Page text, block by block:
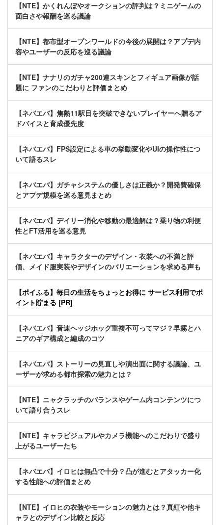
【NTE】かくれんぼやオークションの評判は？ミニゲームの
面白さや報酬を巡る議論
【NTE】都市型オープンワールドの今後の展開は？アプデ内
容やユーザーの反応を巡る議論
【NTE】ナナリのガチャ200連スキンとフィギュア画像が話
題に ファンのこだわりと評価まとめ
【ネバエバ】焦熱11駅目を突破できないプレイヤーへ贈るア
ドバイスと育成優先度
【ネバエバ】FPS設定による車の挙動変化やUIの操作性につ
いて語るスレ
【ネバエバ】ガチャシステムの優しさは正義か？開発費確保
とアプデ規模を巡る意見まとめ
【ネバエバ】デイリー消化や移動の最適解は？乗り物の利便
性とFT活用を巡る意見
【ネバエバ】キャラクターのデザイン・衣装への不満と評
価、メイド服実装やデザインのバリエーションを求める声も
【ポイふる】毎日の生活をちょっとお得に サービス利用でポ
イント貯まる [PR]
【ネバエバ】音速ヘッジホッグ重複不可ってマジ？早霧とハ
ニアのギア構成と編成のコツ
【ネバエバ】ストーリーの見直しや演出面に関する議論、ユ
ーザーが求める都市探索の魅力とは？
【NTE】ニャクラッチのバランスやゲーム内コンテンツにつ
いて語り合うスレ
【NTE】キャラビジュアルやカメラ機能へのこだわりで盛り
上がるユーザーたち
【ネバエバ】イロヒは無凸で十分？凸が進むとアタッカー化
する性能への評価まとめ
【NTE】イロヒの衣装やモーションの魅力とは？真紅や他キ
ャラとのデザイン比較と反応